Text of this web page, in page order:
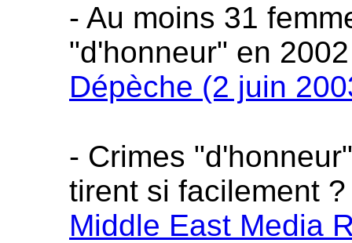
- Au moins 31
"d'honneur" en 2002
Dépèche (2 juin
- Crimes
tirent si facilement ?
Middle East Media